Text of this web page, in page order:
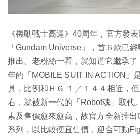
《機動戰士高達》40周年，官方發
「Gundam Universe」，首６款已
推出。老粉絲一看，就知道它繼承
年的「MOBILE SUIT IN ACTION」
具，比例和ＨＧ １／１４４相近，
右，就被新一代的「Robot魂」取代
素及售價愈來愈高，故官方全新推
系列，以比較便宜售價，迎合可動